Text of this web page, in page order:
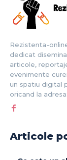
Rezistenta-
dedicat
articole,
evenimente
un spatiu digital
oricand la
Articole